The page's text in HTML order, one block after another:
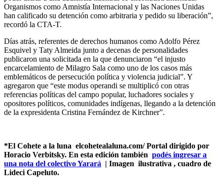
Organismos como Amnistía Internacional y las Naciones Unidas
han calificado su detención como arbitraria y pedido su liberación”,
recordó la CTA-T.
Días atrás, referentes de derechos humanos como Adolfo Pérez
Esquivel y Taty Almeida junto a decenas de personalidades
publicaron una solicitada en la que denunciaron “el injusto
encarcelamiento de Milagro Sala como uno de los casos más
emblemáticos de persecución política y violencia judicial”. Y
agregaron que “este modus operandi se multiplicó con otras
referencias políticas del campo popular, luchadores sociales y
opositores políticos, comunidades indígenas, llegando a la detención
de la expresidenta Cristina Fernández de Kirchner”.
*El Cohete a la luna elcohetealaluna.com/ Portal dirigido por
Horacio Verbitsky. En esta edición también podés ingresar a
una nota del colectivo Yarará | Imagen ilustrativa , cuadro de
Lideci Capeluto.